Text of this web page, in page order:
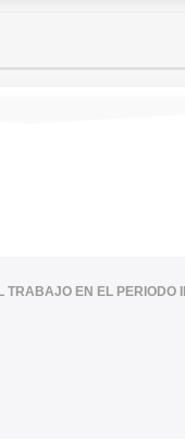
TRABAJO EN EL PERIODO